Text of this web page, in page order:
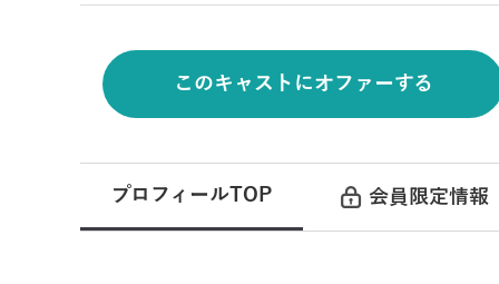
このキャストにオファーする
プロフィールTOP 会員限定情報